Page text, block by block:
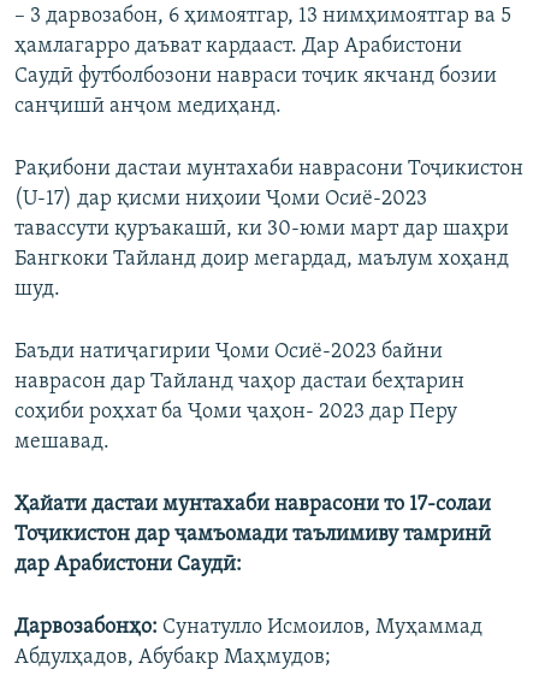
– 3 дарвозабон, 6 ҳимоятгар, 13 нимҳимоятгар ва 5
ҳамлагарро даъват кардааст. Дар Арабистони
Саудӣ футболбозони навраси тоҷик якчанд бозии
санҷишӣ анҷом медиҳанд.
Рақибони дастаи мунтахаби наврасони Тоҷикистон
(U-17) дар қисми ниҳоии Ҷоми Осиё-2023
тавассути қуръакашӣ, ки 30-юми март дар шаҳри
Бангкоки Тайланд доир мегардад, маълум хоҳанд
шуд.
Баъди натиҷагирии Ҷоми Осиё-2023 байни
наврасон дар Тайланд чаҳор дастаи беҳтарин
соҳиби роҳхат ба Ҷоми ҷаҳон- 2023 дар Перу
мешавад.
Ҳайати дастаи мунтахаби наврасони то 17-солаи
Тоҷикистон дар ҷамъомади таълимиву тамринӣ
дар Арабистони Саудӣ:
Дарвозабонҳо: Сунатулло Исмоилов, Муҳаммад
Абдулҳадов, Абубакр Маҳмудов;